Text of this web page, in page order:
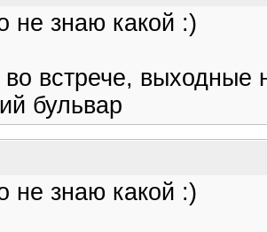
не знаю какой :)
встрече, выходные
бульвар
не знаю какой :)